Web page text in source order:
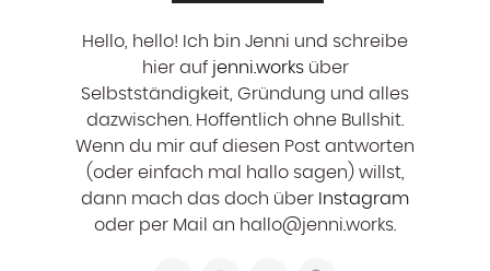
Hello, hello! ‍Ich bin Jenni und schreibe
hier auf jenni.worksüber
Selbstständigkeit, Gründung und alles
dazwischen. Hoffentlich ohne Bullshit.
Wenn du mir auf diesen Post antworten
(oder einfach mal hallo sagen) willst,
dann mach das doch über Instagram
oder per Mail an hallo@jenni.works.